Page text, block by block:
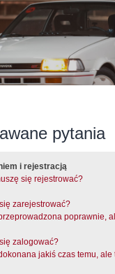
pytania
i rejestracją
się rejestrować?
zarejestrować?
poprawnie,
zalogować?
jakiś czas temu,